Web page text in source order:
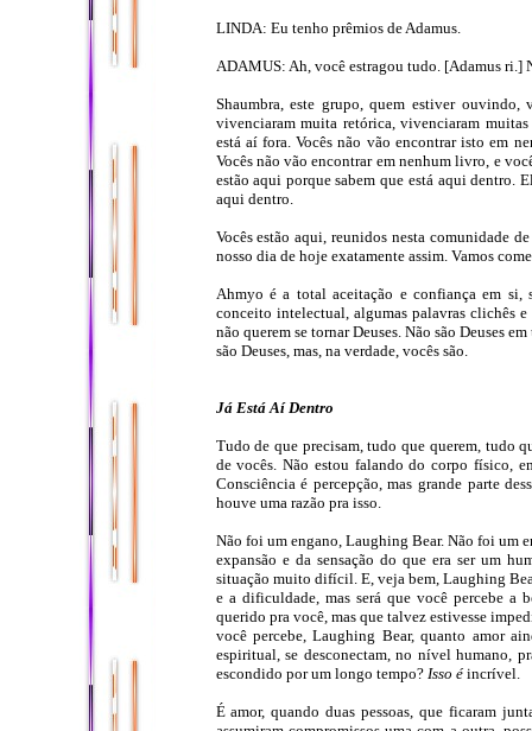
LINDA: Eu tenho prêmios de Adamus.
ADAMUS: Ah, você estragou tudo. [Adamus ri.]
Shaumbra, este grupo, quem estiver ouvindo,
vivenciaram muita retórica, vivenciaram
está aí fora. Vocês não vão encontrar isto em
Vocês não vão encontrar em nenhum livro, e
estão aqui porque sabem que está aqui dentro.
aqui dentro.
Vocês estão aqui, reunidos nesta comunidade
nosso dia de hoje exatamente assim. Vamos
Ahmyo é a total aceitação e confiança em si,
conceito intelectual, algumas palavras clichês
não querem se tornar Deuses. Não são Deuses
são Deuses, mas, na verdade, vocês são.
Já Está Aí Dentro
Tudo de que precisam, tudo que querem, tudo
de vocês. Não estou falando do corpo físico,
Consciência é percepção, mas grande parte
houve uma razão pra isso.
Não foi um engano, Laughing Bear. Não foi um
expansão e da sensação do que era ser um
situação muito difícil. E, veja bem, Laughing
e a dificuldade, mas será que você percebe
querido pra você, mas que talvez estivesse
você percebe, Laughing Bear, quanto amor
espiritual, se desconectam, no nível humano,
escondido por um longo tempo?Isso éincrível.
É amor, quando duas pessoas, que ficaram